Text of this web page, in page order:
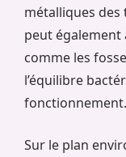
métalliques des
peut
comme les
l’équilibre
fonctionnement.
Sur le plan